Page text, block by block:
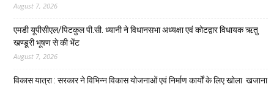
August 7, 2026
एमडी यूपीसीएल/पिटकुल पी.सी. ध्यानी ने विधानसभा अध्यक्षा एवं कोटद्वार विधायक ऋतु
खण्डूरी भूषण से की भेंट
August 7, 2026
विकास यात्रा : सरकार ने विभिन्न विकास योजनाओं एवं निर्माण कार्यों के लिए खोला खजाना